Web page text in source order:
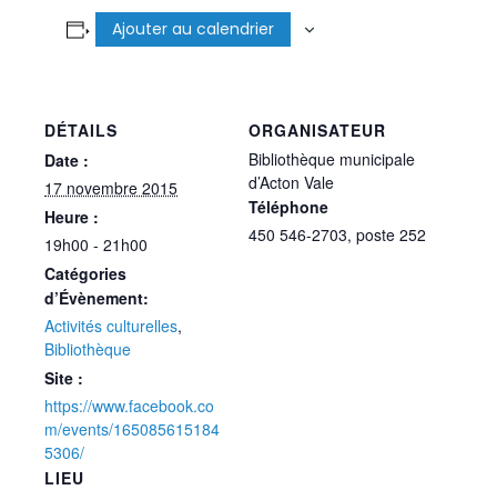
Ajouter au calendrier
DÉTAILS
Date :
17 novembre 2015
Heure :
19h00 - 21h00
Catégories
d’Évènement:
Activités culturelles,
Bibliothèque
Site :
https://www.facebook.co
m/events/165085615184
5306/
LIEU
ORGANISATEUR
Bibliothèque municipale
d’Acton Vale
Téléphone
450 546-2703, poste 252